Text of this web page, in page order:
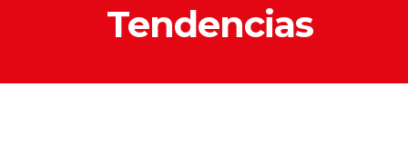
Tendencias